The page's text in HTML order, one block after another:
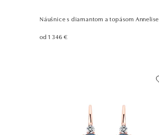
Náušnice s diamantom a topásom Annelise
od 1 346 €